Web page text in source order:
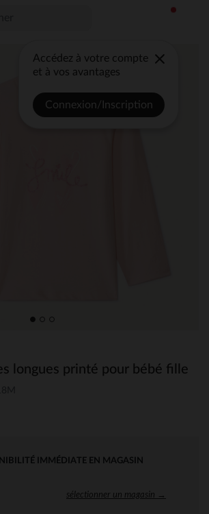
Accédez à votre compte
et à vos avantages
Connexion/Inscription
longues printé pour bébé fille
IMMÉDIATE EN MAGASIN
sélectionner un magasin →